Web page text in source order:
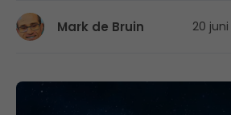
Mark de Bruin 20